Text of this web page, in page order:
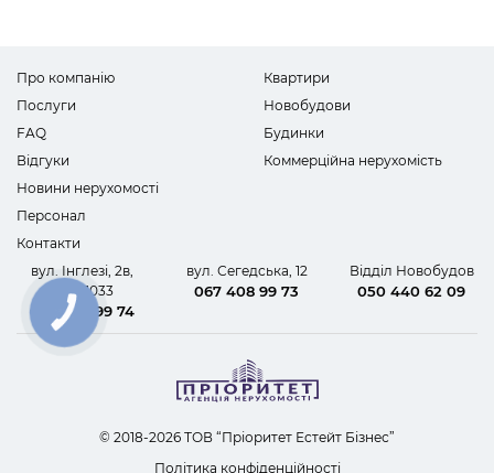
Про компанію
Послуги
FAQ
Відгуки
Новини нерухомості
Персонал
Контакти
Квартири
Новобудови
Будинки
Коммерційна нерухомість
вул. Інглезі, 2в,
офіс 1033
067 408 99 74
вул. Сегедська, 12
067 408 99 73
Відділ Новобудов
050 440 62 09
© 2018-2026 ТОВ “Пріоритет Естейт Бізнес”
Політика конфіденційності
КНОПКА
ЗВ'ЯЗКУ